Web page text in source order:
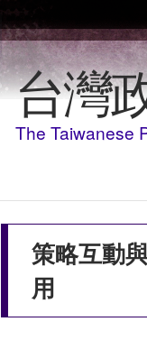
台灣
The Taiwanese
策略互動
用